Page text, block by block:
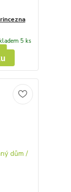
5 ks